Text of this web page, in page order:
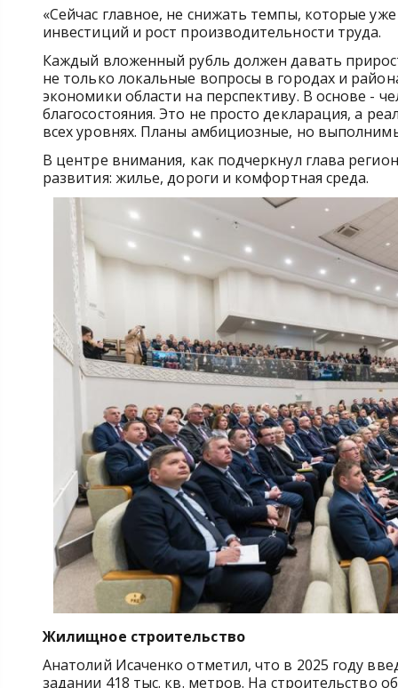
«Сейчас главное, не снижать темпы, которые
инвестиций и рост производительности труда.
Каждый вложенный рубль должен давать
не только локальные вопросы в городах и
экономики области на перспективу. В основе -
благосостояния. Это не просто декларация, а
всех уровнях. Планы амбициозные, но
В центре внимания, как подчеркнул глава
развития: жилье, дороги и комфортная среда.
Жилищное строительство
Анатолий Исаченко отметил, что в 2025 году
задании 418 тыс. кв. метров. На строительство